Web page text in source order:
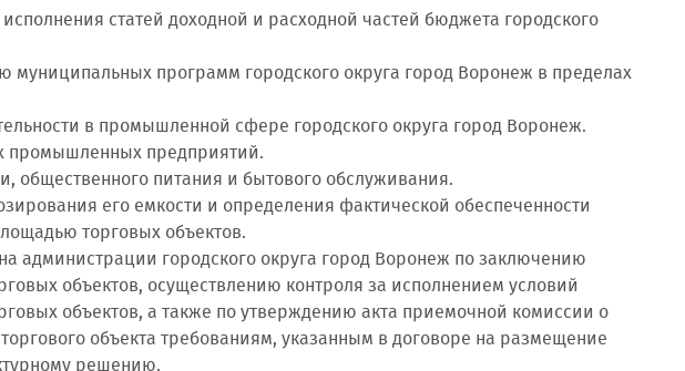
статей доходной и расходной частей бюджета городского
муниципальных программ городского округа город Воронеж в пределах
в промышленной сфере городского округа город Воронеж.
промышленных предприятий.
общественного питания и бытового обслуживания.
его емкости и определения фактической обеспеченности
торговых объектов.
администрации городского округа город Воронеж по заключению
объектов, осуществлению контроля за исполнением условий
объектов, а также по утверждению акта приемочной комиссии о
объекта требованиям, указанным в договоре на размещение